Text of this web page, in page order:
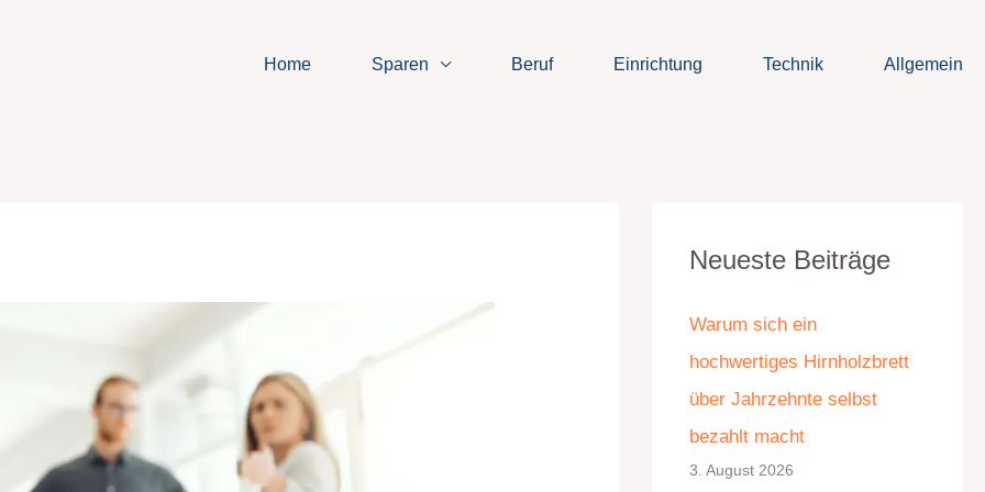
Home Sparen Beruf Einrichtung Technik Allgemein
Neueste Beiträge
Warum sich ein
hochwertiges Hirnholzbrett
über Jahrzehnte selbst
bezahlt macht
3. August 2026
a
e
g
o
r
i
r
h
i
v